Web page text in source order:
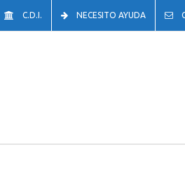
C.D.I. NECESITO AYUDA